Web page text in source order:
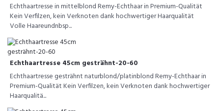
Echthaartresse in mittelblond Remy-Echthaar in Premium-Qualität
Kein Verfilzen, kein Verknoten dank hochwertiger Haarqualität
Volle Haareundnbsp...
Echthaartresse 45cm gesträhnt-20-60
Echthaartresse gesträhnt naturblond/platinblond Remy-Echthaar in
Premium-Qualität Kein Verfilzen, kein Verknoten dank hochwertiger
Haarqualitä...